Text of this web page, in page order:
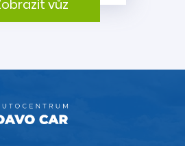
CAR Protect. Program DAVO CAR
vůz